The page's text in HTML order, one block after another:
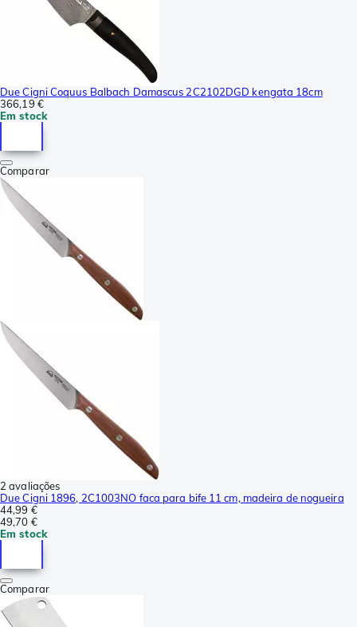
Due Cigni Coquus Balbach Damascus 2C2102DGD kengata 18cm
366,19 €
Em stock
Comparar
2 avaliações
Due Cigni 1896, 2C1003NO faca para bife 11 cm, madeira de nogueira
44,99 €
49,70 €
Em stock
Comparar